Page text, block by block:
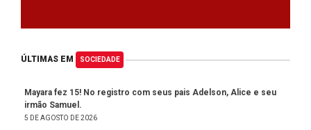
ÚLTIMAS EM SOCIEDADE
Mayara fez 15! No registro com seus pais Adelson, Alice e seu
irmão Samuel.
5 DE AGOSTO DE 2026